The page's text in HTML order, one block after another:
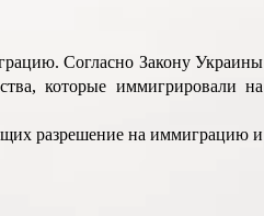
Согласно Закону Украины
которые иммигрировали на
разрешение на иммиграцию и